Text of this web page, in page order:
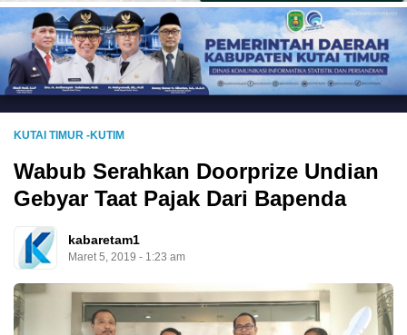
KUTAI TIMUR -KUTIM
Wabub Serahkan Doorprize Undian
Gebyar Taat Pajak Dari Bapenda
kabaretam1
Maret 5, 2019 - 1:23 am